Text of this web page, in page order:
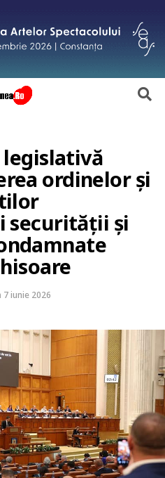
legislativă
ordinelor și
securității și
7 iunie 2026